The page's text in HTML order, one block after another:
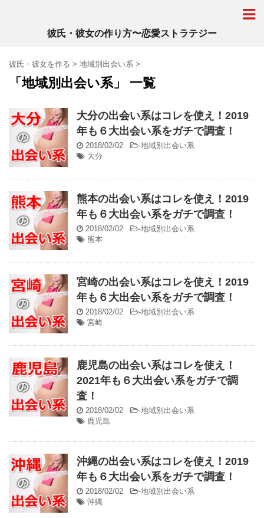
彼氏・彼女の作り方〜恋愛ストラテジー
彼氏・彼女を作る > 地域別出会い系 >
「地域別出会い系」 一覧
大分の出会い系はコレを使え！2019
年も６大出会い系をガチで調査！
2018/02/02 -地域別出会い系
大分
熊本の出会い系はコレを使え！2019
年も６大出会い系をガチで調査！
2018/02/02 -地域別出会い系
熊本
宮崎の出会い系はコレを使え！2019
年も６大出会い系をガチで調査！
2018/02/02 -地域別出会い系
宮崎
鹿児島の出会い系はコレを使え！
2021年も６大出会い系をガチで調
査！
2018/02/02 -地域別出会い系
鹿児島
沖縄の出会い系はコレを使え！2019
年も６大出会い系をガチで調査！
2018/02/02 -地域別出会い系
沖縄